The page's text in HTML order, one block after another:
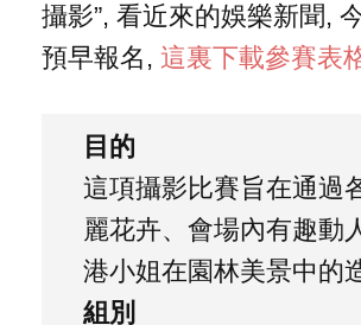
攝影”, 看近來的娛樂新聞,
預早報名, 這裏下載參賽表
目的
這項攝影比賽旨在通過
麗花卉、會場內有趣動
港小姐在園林美景中的
組別